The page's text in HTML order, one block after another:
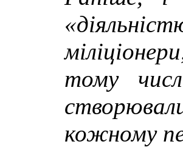
тому
кожному